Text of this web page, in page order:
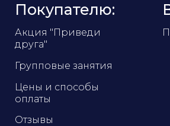
Покупателю:
Групповые занятия
Цены и способы
оплаты
Отзывы
Акция "Приведи
друга"